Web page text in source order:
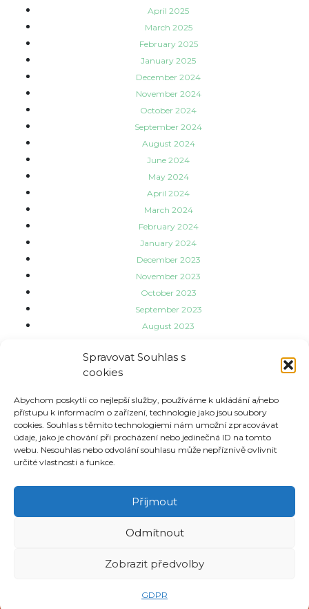
Spravovat Souhlas s
cookies
Abychom poskytli co nejlepší služby, používáme k ukládání a/nebo
přístupu k informacím o zařízení, technologie jako jsou soubory
cookies. Souhlas s těmito technologiemi nám umožní zpracovávat
údaje, jako je chování při procházení nebo jedinečná ID na tomto
webu. Nesouhlas nebo odvolání souhlasu může nepříznivě ovlivnit
určité vlastnosti a funkce.
Příjmout
Odmítnout
Zobrazit předvolby
GDPR
April 2025
March 2025
February 2025
January 2025
December 2024
November 2024
October 2024
September 2024
August 2024
June 2024
May 2024
April 2024
March 2024
February 2024
January 2024
December 2023
November 2023
October 2023
September 2023
August 2023
June 2023
Categories
Aktuality
Informace o třídách
Meta
Log in
Entries feed
WordPress.org